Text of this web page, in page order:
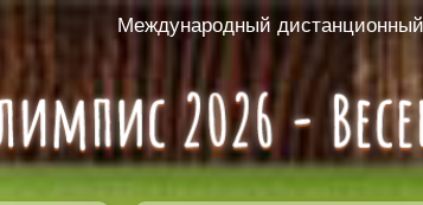
Международный дистанционный